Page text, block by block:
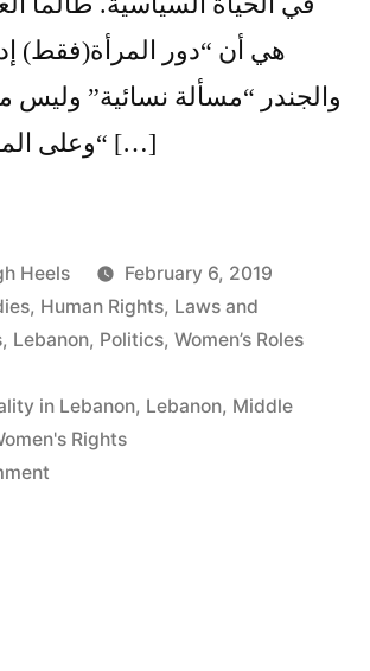
هي أن “دور المرأة(فقط)
والجندر “مسألة نسائية” وليس
“وعلى المرأة(فقط) انو […]
Heels
February 6, 2019
, Human Rights, Laws and
, Lebanon, Politics, Women’s Roles
in Lebanon, Lebanon, Middle
Rights
on